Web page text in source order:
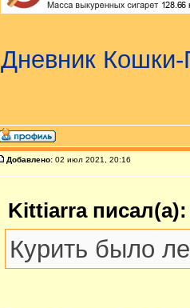
Дневник
Добавлено: 02 июл 2021, 20:16
Kittiarra писал(а):
Курить было